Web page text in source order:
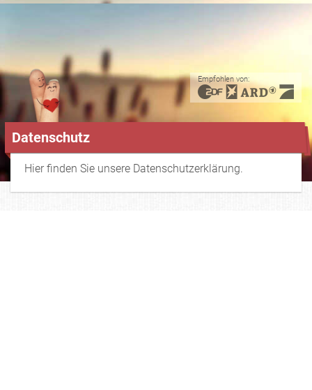
Empfohlen von:
Datenschutz
Hier finden Sie unsere Datenschutzerklärung.